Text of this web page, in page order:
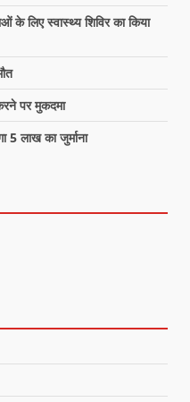
के लिए स्वास्थ्य शिविर का किया
पर मुकदमा
लाख का जुर्माना